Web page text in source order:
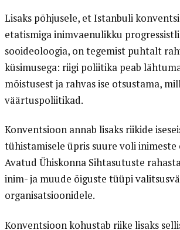
Lisaks põhjusele, et Istanbuli
etatismiga inimvaenulikku
sooideoloogia, on tegemist puhtalt
küsimusega: riigi poliitika peab
mõistusest ja rahvas ise otsustama,
väärtuspoliitikad.
Konventsioon annab lisaks riikide
tühistamisele üpris suure voli inimeste
Avatud Ühiskonna Sihtasutuste
inim- ja muude õiguste tüüpi
organisatsioonidele.
Konventsioon kohustab riike lisaks